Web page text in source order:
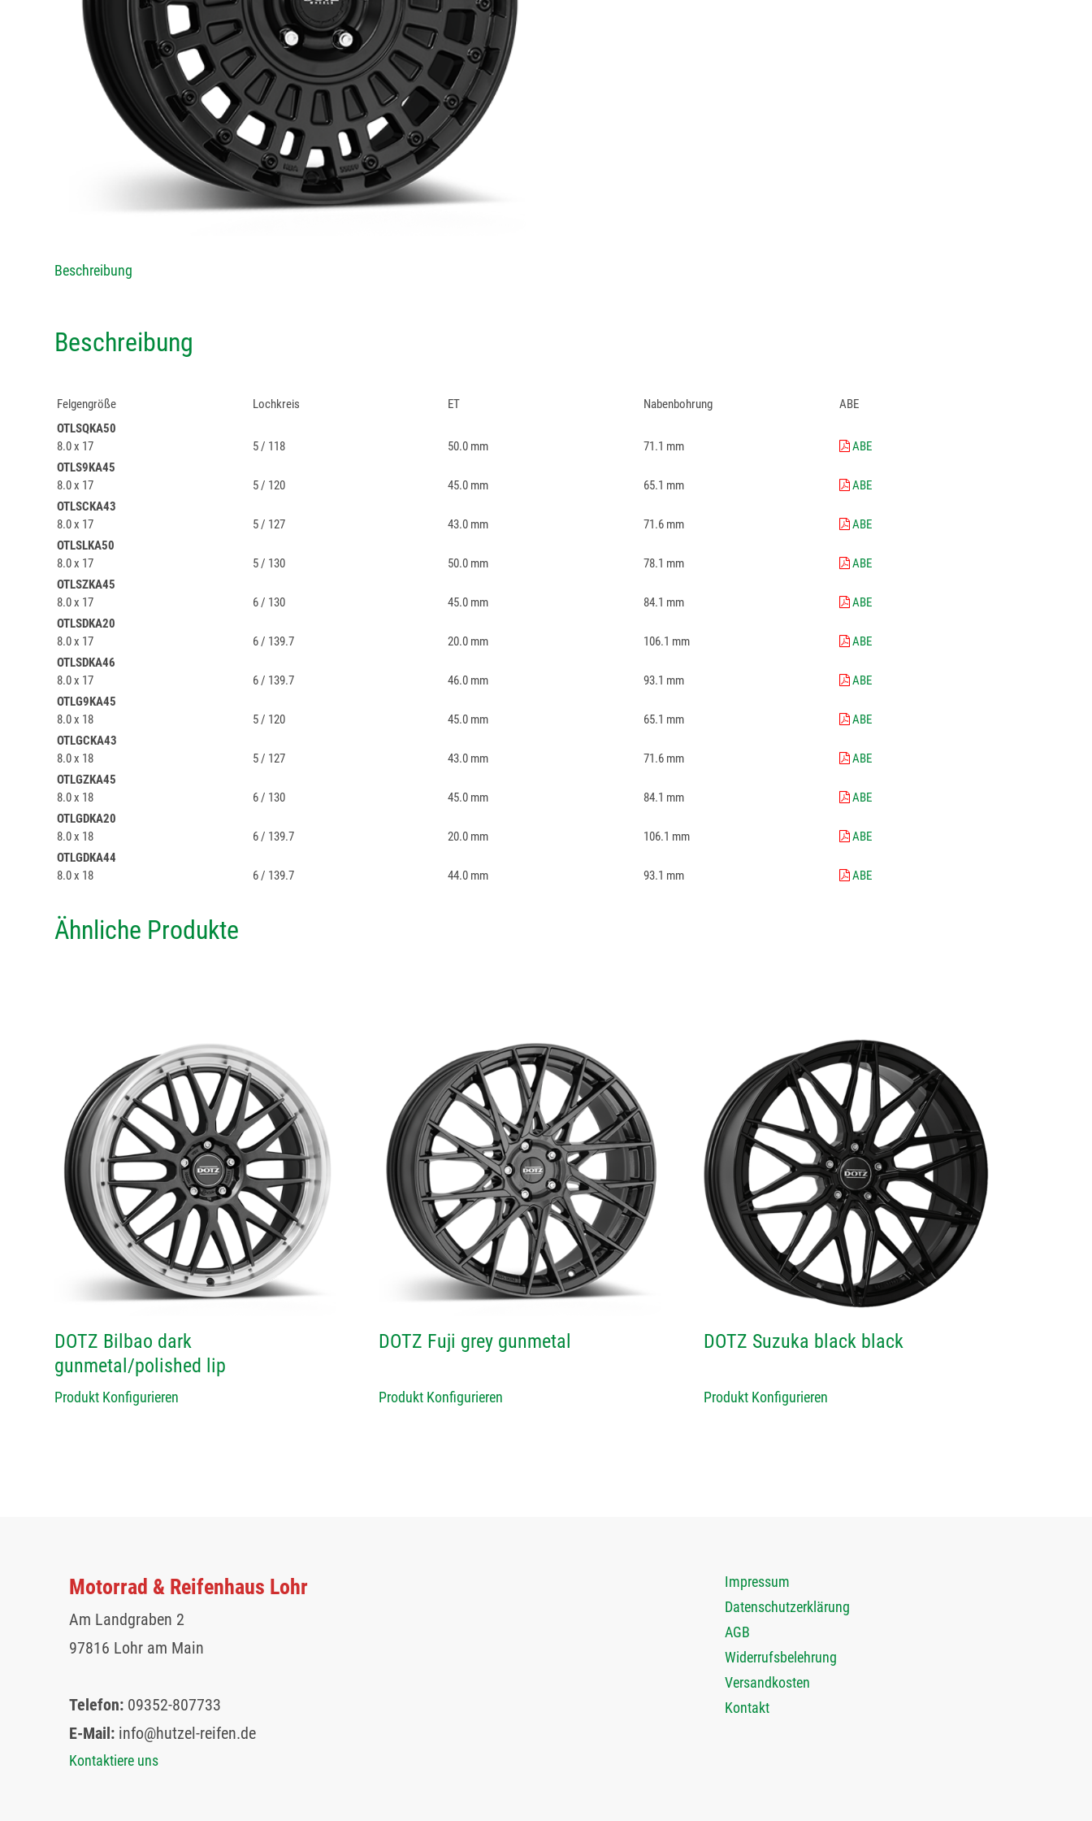
Beschreibung
Beschreibung
Felgengröße Lochkreis ET Nabenbohrung
ABE
OTLSQKA50
8.0 x 17
5 / 118 50.0 mm 71.1 mm
ABE
OTLS9KA45
8.0 x 17
5 / 120 45.0 mm 65.1 mm
ABE
OTLSCKA43
8.0 x 17
5 / 127 43.0 mm 71.6 mm
ABE
OTLSLKA50
8.0 x 17
5 / 130 50.0 mm 78.1 mm
ABE
OTLSZKA45
8.0 x 17
6 / 130 45.0 mm 84.1 mm
ABE
OTLSDKA20
8.0 x 17
6 / 139.7 20.0 mm 106.1 mm
ABE
OTLSDKA46
8.0 x 17
6 / 139.7 46.0 mm 93.1 mm
ABE
OTLG9KA45
8.0 x 18
5 / 120 45.0 mm 65.1 mm
ABE
OTLGCKA43
8.0 x 18
5 / 127 43.0 mm 71.6 mm
ABE
OTLGZKA45
8.0 x 18
6 / 130 45.0 mm 84.1 mm
ABE
OTLGDKA20
8.0 x 18
6 / 139.7 20.0 mm 106.1 mm
ABE
OTLGDKA44
8.0 x 18
6 / 139.7 44.0 mm 93.1 mm ABE
Ähnliche Produkte
DOTZ Bilbao dark
gunmetal/polished lip
Produkt Konfigurieren
DOTZ Fuji grey gunmetal
Produkt Konfigurieren
DOTZ Suzuka black black
Produkt Konfigurieren
Motorrad & Reifenhaus Lohr
Am Landgraben 2
97816 Lohr am Main
Telefon: 09352-807733
E-Mail: info@hutzel-reifen.de
Kontaktiere uns
Impressum
Datenschutzerklärung
AGB
Widerrufsbelehrung
Versandkosten
Kontakt